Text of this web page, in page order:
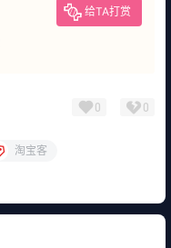
给TA打赏
0 0
淘宝客